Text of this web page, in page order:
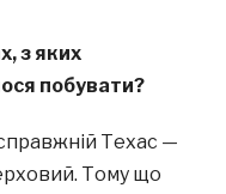
з яких
побувати?
Техас —
Тому що